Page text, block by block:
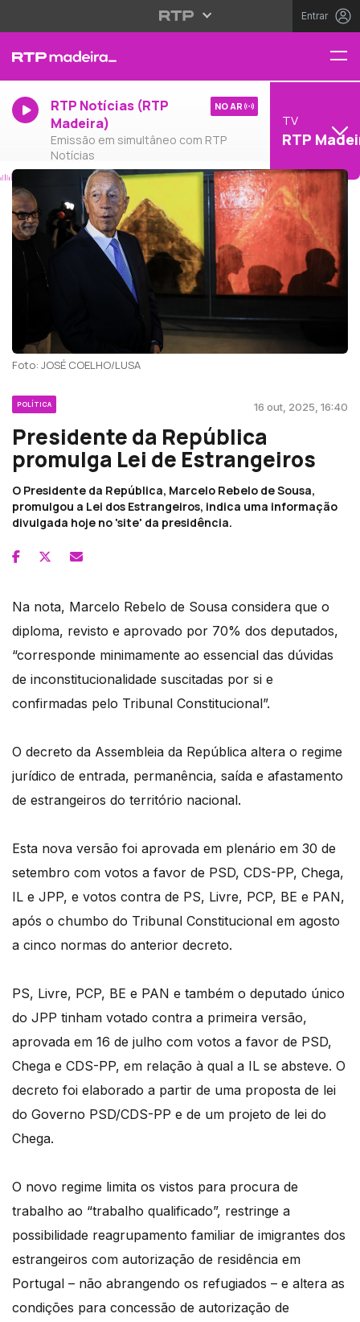
Entrar
RTP Notícias (RTP
Madeira)
Emissão em simultâneo com RTP
Notícias
NO AR
TV
RTP
Foto: JOSÉ COELHO/LUSA
POLÍTICA 16 out, 2025, 16:40
Presidente da República
promulga Lei de Estrangeiros
O Presidente da República, Marcelo Rebelo de Sousa,
promulgou a Lei dos Estrangeiros, indica uma informação
divulgada hoje no 'site' da presidência.
Na nota, Marcelo Rebelo de Sousa considera que o
diploma, revisto e aprovado por 70% dos deputados,
“corresponde minimamente ao essencial das dúvidas
de inconstitucionalidade suscitadas por si e
confirmadas pelo Tribunal Constitucional”.
O decreto da Assembleia da República altera o regime
jurídico de entrada, permanência, saída e afastamento
de estrangeiros do território nacional.
Esta nova versão foi aprovada em plenário em 30 de
setembro com votos a favor de PSD, CDS-PP, Chega,
IL e JPP, e votos contra de PS, Livre, PCP, BE e PAN,
após o chumbo do Tribunal Constitucional em agosto
a cinco normas do anterior decreto.
PS, Livre, PCP, BE e PAN e também o deputado único
do JPP tinham votado contra a primeira versão,
aprovada em 16 de julho com votos a favor de PSD,
Chega e CDS-PP, em relação à qual a IL se absteve. O
decreto foi elaborado a partir de uma proposta de lei
do Governo PSD/CDS-PP e de um projeto de lei do
Chega.
O novo regime limita os vistos para procura de
trabalho ao “trabalho qualificado”, restringe a
possibilidade reagrupamento familiar de imigrantes dos
estrangeiros com autorização de residência em
Portugal – não abrangendo os refugiados – e altera as
condições para concessão de autorização de